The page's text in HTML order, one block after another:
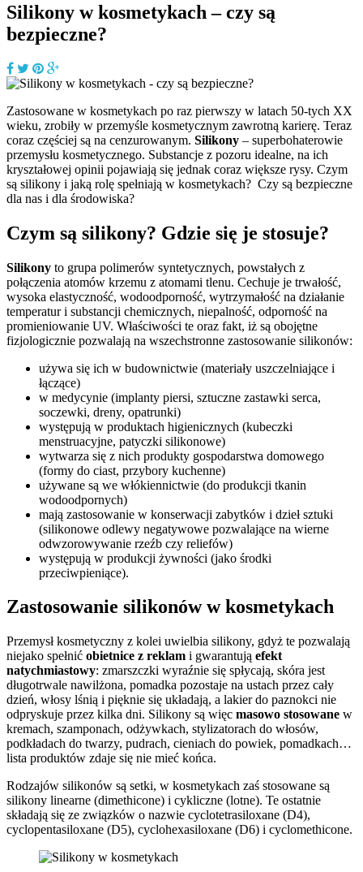
Silikony w kosmetykach – czy są
bezpieczne?
Zastosowane w kosmetykach po raz pierwszy w latach 50-tych XX
wieku, zrobiły w przemyśle kosmetycznym zawrotną karierę. Teraz
coraz częściej są na cenzurowanym. Silikony – superbohaterowie
przemysłu kosmetycznego. Substancje z pozoru idealne, na ich
kryształowej opinii pojawiają się jednak coraz większe rysy. Czym
są silikony i jaką rolę spełniają w kosmetykach? Czy są bezpieczne
dla nas i dla środowiska?
Czym są silikony? Gdzie się je stosuje?
Silikony to grupa polimerów syntetycznych, powstałych z
połączenia atomów krzemu z atomami tlenu. Cechuje je trwałość,
wysoka elastyczność, wodoodporność, wytrzymałość na działanie
temperatur i substancji chemicznych, niepalność, odporność na
promieniowanie UV. Właściwości te oraz fakt, iż są obojętne
fizjologicznie pozwalają na wszechstronne zastosowanie silikonów:
używa się ich w budownictwie (materiały uszczelniające i
łączące)
w medycynie (implanty piersi, sztuczne zastawki serca,
soczewki, dreny, opatrunki)
występują w produktach higienicznych (kubeczki
menstruacyjne, patyczki silikonowe)
wytwarza się z nich produkty gospodarstwa domowego
(formy do ciast, przybory kuchenne)
używane są we włókiennictwie (do produkcji tkanin
wodoodpornych)
mają zastosowanie w konserwacji zabytków i dzieł sztuki
(silikonowe odlewy negatywowe pozwalające na wierne
odwzorowywanie rzeźb czy reliefów)
występują w produkcji żywności (jako środki
przeciwpieniące).
Zastosowanie silikonów w kosmetykach
Przemysł kosmetyczny z kolei uwielbia silikony, gdyż te pozwalają
niejako spełnić obietnice z reklam i gwarantują efekt
natychmiastowy: zmarszczki wyraźnie się spłycają, skóra jest
długotrwale nawilżona, pomadka pozostaje na ustach przez cały
dzień, włosy lśnią i pięknie się układają, a lakier do paznokci nie
odpryskuje przez kilka dni. Silikony są więc masowo stosowane w
kremach, szamponach, odżywkach, stylizatorach do włosów,
podkładach do twarzy, pudrach, cieniach do powiek, pomadkach…
lista produktów zdaje się nie mieć końca.
Rodzajów silikonów są setki, w kosmetykach zaś stosowane są
silikony linearne (dimethicone) i cykliczne (lotne). Te ostatnie
składają się ze związków o nazwie cyclotetrasiloxane (D4),
cyclopentasiloxane (D5), cyclohexasiloxane (D6) i cyclomethicone.